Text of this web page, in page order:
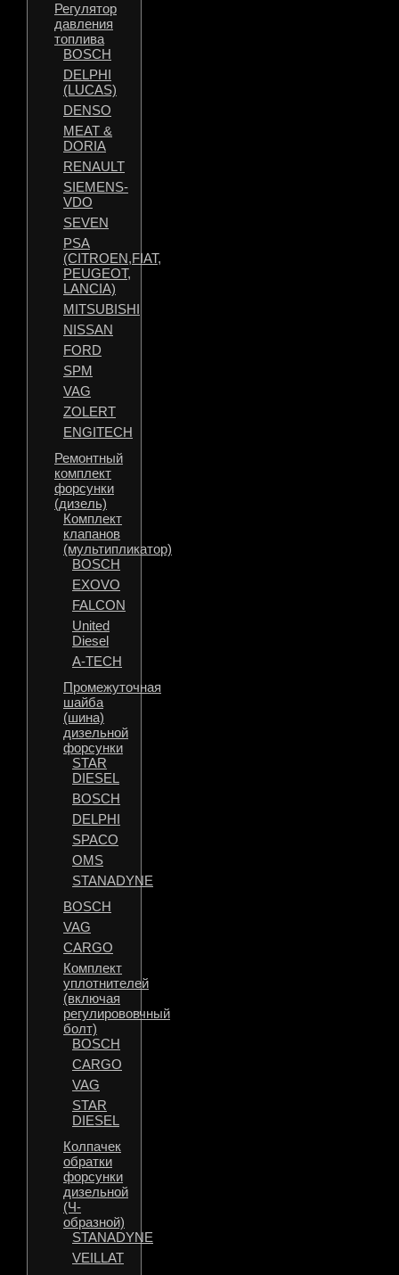
Регулятор
давления
топлива
BOSCH
DELPHI
(LUCAS)
DENSO
MEAT &
DORIA
RENAULT
SIEMENS-
VDO
SEVEN
PSA
(CITROEN,FIAT,
PEUGEOT,
LANCIA)
MITSUBISHI
NISSAN
FORD
SPM
VAG
ZOLERT
ENGITECH
Ремонтный
комплект
форсунки
(дизель)
Комплект
клапанов
(мультипликатор)
BOSCH
EXOVO
FALCON
United
Diesel
A-TECH
Промежуточная
шайба
(шина)
дизельной
форсунки
STAR
DIESEL
BOSCH
DELPHI
SPACO
OMS
STANADYNE
BOSCH
VAG
CARGO
Комплект
уплотнителей
(включая
регулирововчный
болт)
BOSCH
CARGO
VAG
STAR
DIESEL
Колпачек
обратки
форсунки
дизельной
(Ч-
образной)
STANADYNE
VEILLAT